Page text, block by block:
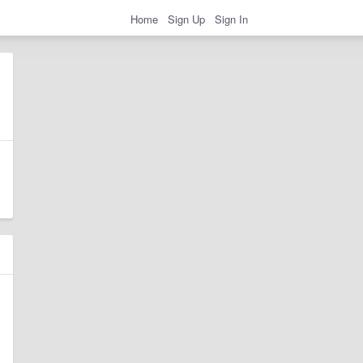
Home Sign Up Sign In